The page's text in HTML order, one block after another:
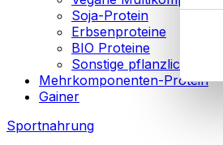
„
Soja-Protein
Erbsenproteine
BIO Proteine
Sonstige pflanzliche
Mehrkomponenten-Protein
Gainer
Sportnahrung